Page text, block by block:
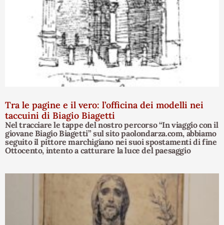
Tra le pagine e il vero: l’officina dei modelli nei
taccuini di Biagio Biagetti
Nel tracciare le tappe del nostro percorso “In viaggio con il
giovane Biagio Biagetti” sul sito paolondarza.com, abbiamo
seguito il pittore marchigiano nei suoi spostamenti di fine
Ottocento, intento a catturare la luce del paesaggio